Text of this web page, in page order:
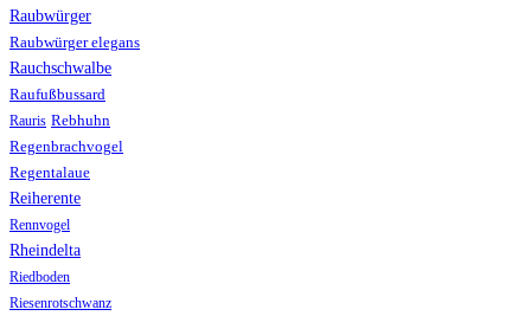
Raubwürger
Raubwürger elegans
Rauchschwalbe
Raufußbussard
Rauris Rebhuhn
Regenbrachvogel
Regentalaue
Reiherente
Rennvogel
Rheindelta
Riedboden
Riesenrotschwanz